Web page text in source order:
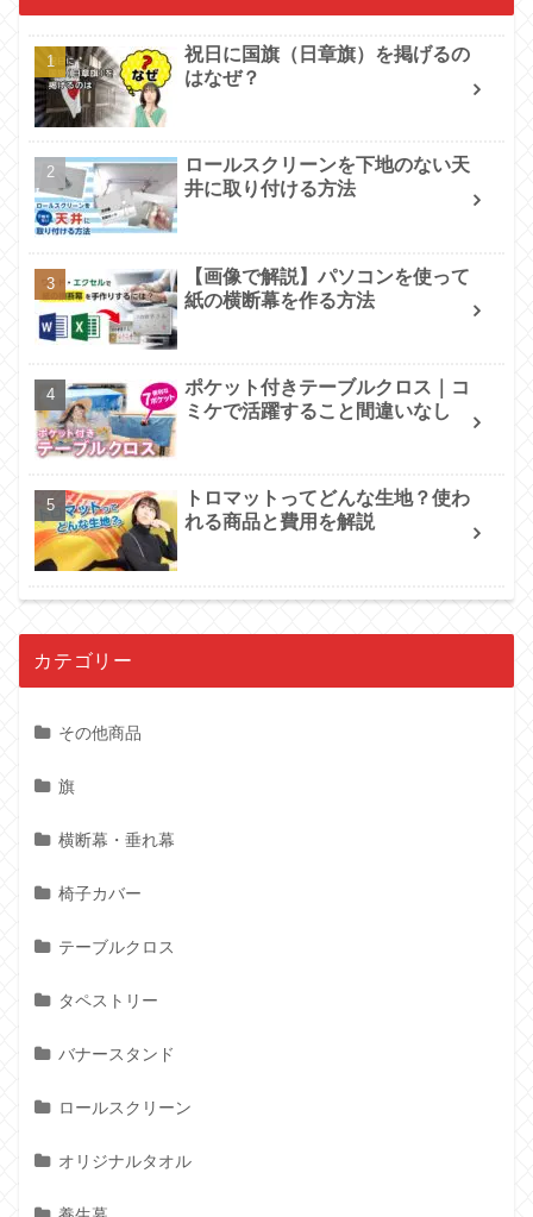
祝日に国旗（日章旗）を掲げるの
はなぜ？
ロールスクリーンを下地のない天
井に取り付ける方法
【画像で解説】パソコンを使って
紙の横断幕を作る方法
ポケット付きテーブルクロス｜コ
ミケで活躍すること間違いなし
トロマットってどんな生地？使わ
れる商品と費用を解説
カテゴリー
その他商品
旗
横断幕・垂れ幕
椅子カバー
テーブルクロス
タペストリー
バナースタンド
ロールスクリーン
オリジナルタオル